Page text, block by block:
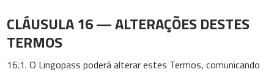
CLÁUSULA 16 — ALTERAÇÕES DESTES
TERMOS
16.1. O Lingopass poderá alterar estes Termos, comunicando